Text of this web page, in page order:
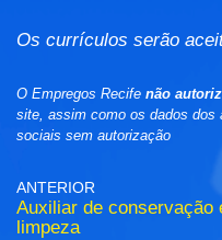
Os currículos serão
O Empregos Recife não
site, assim como os dados dos
sociais sem autorização
ANTERIOR
Auxiliar de conservação
limpeza